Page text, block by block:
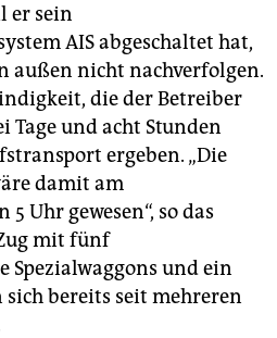
er sein
AIS abgeschaltet hat,
außen nicht nachverfolgen.
die der Betreiber
Tage und acht Stunden
ergeben. „Die
damit am
Uhr gewesen“, so das
mit fünf
Spezialwaggons und ein
bereits seit mehreren